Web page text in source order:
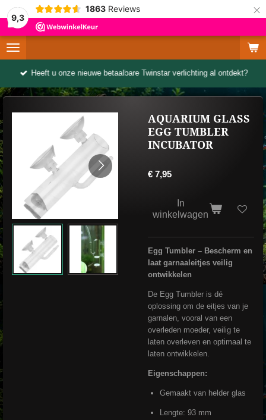
9,3
1863 Reviews ×
Heeft u onze nieuwe betaalbare Twinstar verlichting al ontdekt?
AQUARIUM GLASS
EGG TUMBLER
INCUBATOR
€ 7,95
In
winkelwagen
Egg Tumbler – Bescherm en
laat garnaaleitjes veilig
ontwikkelen
De Egg Tumbler is dé
oplossing om de eitjes van je
garnalen, vooral van een
overleden moeder, veilig te
laten overleven en optimaal te
laten ontwikkelen.
Eigenschappen:
Gemaakt van helder glas
Lengte: 93 mm